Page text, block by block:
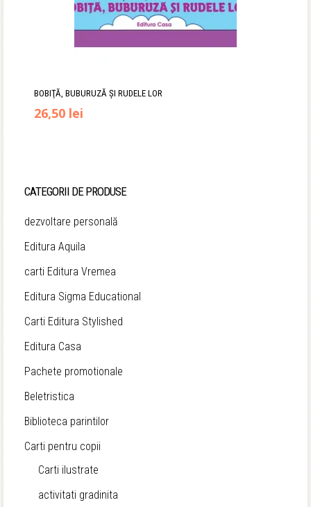
BOBIŢĂ, BUBURUZĂ ŞI RUDELE LOR
Prețul
fost:
26,50 lei
26,50 lei.
CATEGORII DE PRODUSE
dezvoltare personală
Editura Aquila
carti Editura Vremea
Editura Sigma Educational
Carti Editura Stylished
Editura Casa
Pachete promotionale
Beletristica
Biblioteca parintilor
Carti pentru copii
Carti ilustrate
activitati gradinita